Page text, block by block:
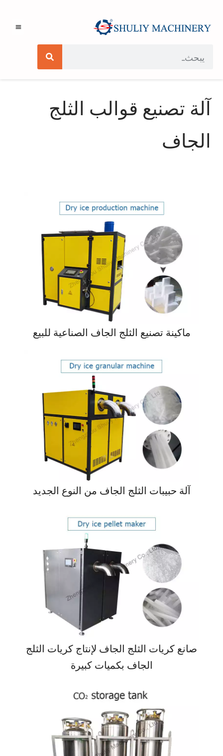
آلة تصنيع قوالب الثلج
الجاف
ماكينة تصنيع الثلج الجاف الصناعية للبيع
آلة حبيبات الثلج الجاف من النوع الجديد
صانع كريات الثلج الجاف لإنتاج كريات الثلج
الجاف بكميات كبيرة